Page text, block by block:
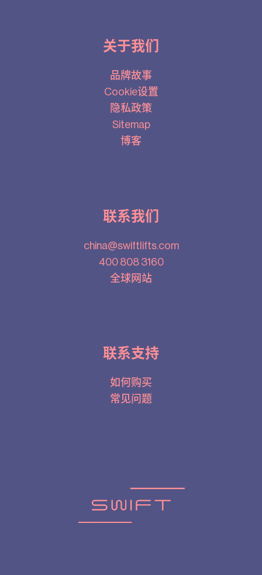
关于我们
品牌故事
Cookie设置
隐私政策
Sitemap
博客
联系我们
china@swiftlifts.com
400 808 3160
全球网站
联系支持
如何购买
常见问题